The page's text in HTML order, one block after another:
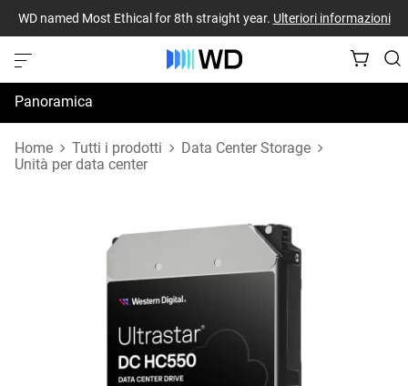
WD named Most Ethical for 8th straight year. Ulteriori informazioni
Panoramica
Specifiche
Home Tutti i prodotti
Data Center Storage
Unità per data center